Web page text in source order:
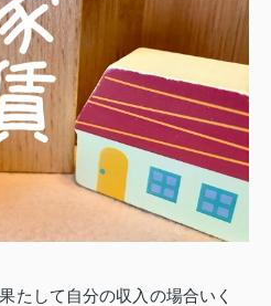
たして自分の収入の場合いく